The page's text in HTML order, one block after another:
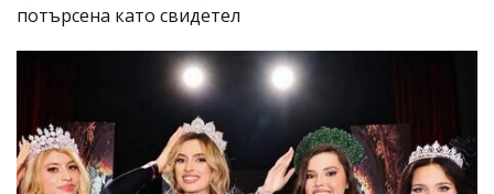
потърсена като свидетел